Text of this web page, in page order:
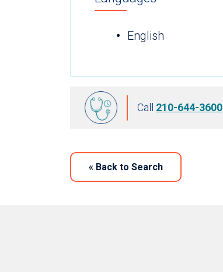
English
Call 210-644-3600
« Back to Search